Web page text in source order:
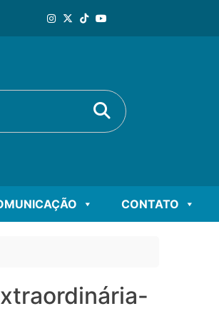
Buscar
CONTATO